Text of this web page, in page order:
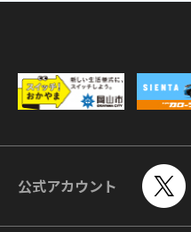
公式アカウント